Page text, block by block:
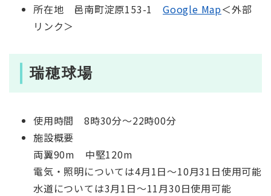
所在地 邑南町淀原153-1Google Map＜外部
リンク＞
瑞穂球場
使用時間 8時30分～22時00分
施設概要
両翼90m 中堅120m
電気・照明については4月1日～10月31日使用可能
水道については3月1日～11月30日使用可能